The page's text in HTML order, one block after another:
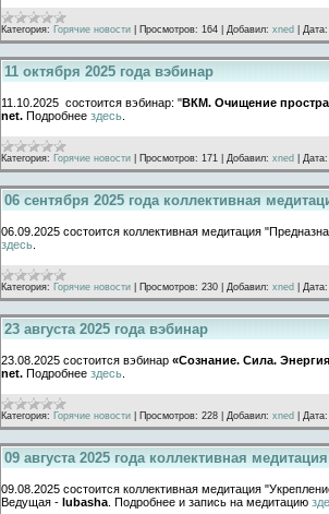
Категория: Горячие новости Просмотров: 164 Добавил: xned Дата:
11 октября 2025 года вэбинар
11.10.2025 состоится вэбинар: "ВКМ. Очищение
net. Подробнее здесь
Категория: Горячие новости Просмотров: 171 Добавил: xned Дата:
06 сентября 2025 года коллективная
06.09.2025 состоится коллективная медитация
здесь
Категория: Горячие новости Просмотров: 230 Добавил: xned Дата:
23 августа 2025 года вэбинар
23.08.2025 состоится вэбинар «Сознание. Сила.
net. Подробнее здесь
Категория: Горячие новости Просмотров: 228 Добавил: xned Дата:
09 августа 2025 года коллективная медитация
09.08.2025 состоится коллективная медитация
Ведущая - lubasha . Подробнее и запись на медитацию